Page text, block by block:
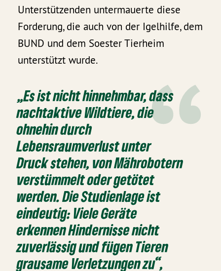
Unterstützenden untermauerte diese
Forderung, die auch von der Igelhilfe, dem
BUND und dem Soester Tierheim
unterstützt wurde.
„Es ist nicht hinnehmbar, dass
nachtaktive Wildtiere, die
ohnehin durch
Lebensraumverlust unter
Druck stehen, von Mährobotern
verstümmelt oder getötet
werden. Die Studienlage ist
eindeutig: Viele Geräte
erkennen Hindernisse nicht
zuverlässig und fügen Tieren
grausame Verletzungen zu“,